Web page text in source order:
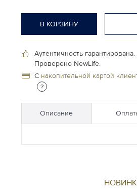
В КОРЗИНУ
Аутентичность гарантирована.
Проверено NewLife.
С накопительной картой
?
Описание